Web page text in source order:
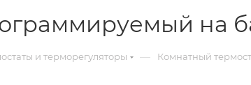
на
и терморегуляторы — Комнатный